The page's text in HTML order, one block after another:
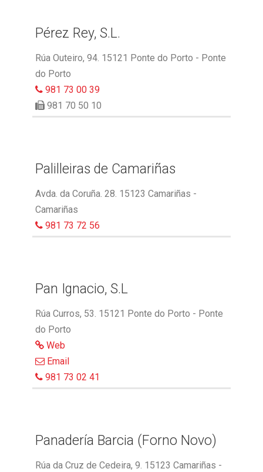
Pérez Rey, S.L.
Rúa Outeiro, 94. 15121 Ponte do Porto - Ponte
do Porto
981 73 00 39
981 70 50 10
Palilleiras de Camariñas
Avda. da Coruña. 28. 15123 Camariñas -
Camariñas
981 73 72 56
Pan Ignacio, S.L
Rúa Curros, 53. 15121 Ponte do Porto - Ponte
do Porto
Web
Email
981 73 02 41
Panadería Barcia (Forno Novo)
Rúa da Cruz de Cedeira, 9. 15123 Camariñas -